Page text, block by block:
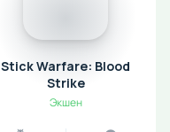
Stick Warfare: Blood
Strike
Экшен